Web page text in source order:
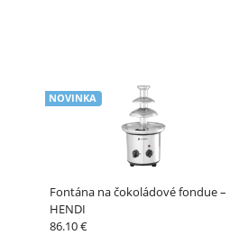
Fontána na čokoládové fondue –
HENDI
NOVINKA
86.10 €